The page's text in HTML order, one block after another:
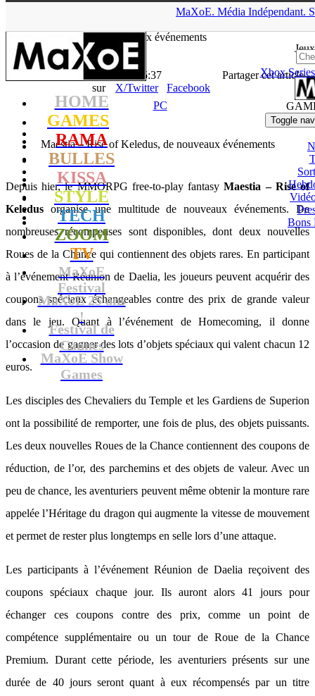
MaXoE. Média Indépendant.
HOME
GAMES
RAMA
BULLES
KISSA
STYLE
TECH
ZOOM
TV
MaXoE
Festival
MaXoE 25 ans
!
Festival de
Cannes
MaXoE Show
Games
Jeux
Xbox
Toggle
Bons
nouveaux événements
- 29.08.12, 15:37
Partager cet article
sur
X/Twitter
Facebook
PC
Maestia – Rise of Keledus, de nouveaux événements
Depuis hier, le MMORPG free-to-play fantasyMaestia – Rise of
Keledus organise une multitude de nouveaux événements. De
nombreuses récompenses sont disponibles, dont deux nouvelles
Roues de la Chance qui contiennent des objets rares. En participant
à l’événement Réunion de Daelia, les joueurs peuvent acquérir des
coupons spéciaux échangeables contre des prix de grande valeur
dans le jeu. Quant à l’événement de Homecoming, il donne
l’occasion de gagner des lots d’objets spéciaux qui valent chacun 12
euros.
Les disciples des Chevaliers du Temple et les Gardiens de Superion
ont la possibilité de remporter, une fois de plus, des objets puissants.
Les deux nouvelles Roues de la Chance contiennent des coupons de
réduction, de l’or, des parchemins et des objets de valeur. Avec un
peu de chance, les aventuriers peuvent même obtenir la monture rare
appelée l’Héritage du dragon qui augmente la vitesse de mouvement
et permet de rester plus longtemps en selle lors d’une attaque.
Les participants à l’événement Réunion de Daelia reçoivent des
coupons spéciaux chaque jour. Ils auront alors 41 jours pour
échanger ces coupons contre des prix, comme un point de
compétence supplémentaire ou un tour de Roue de la Chance
Premium. Durant cette période, les aventuriers présents sur une
durée de 40 jours seront quant à eux récompensés par un titre